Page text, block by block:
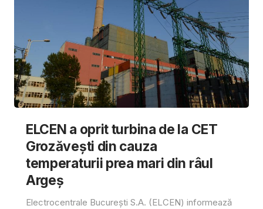
ELCEN a oprit turbina de la CET
Grozăvești din cauza
temperaturii prea mari din râul
Argeș
Electrocentrale București S.A. (ELCEN) informează